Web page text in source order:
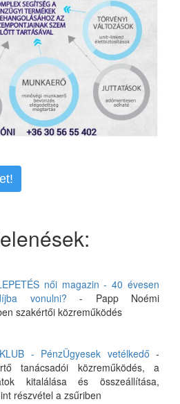
női magazin - 40 évesen
vonulni? - Papp Noémi
szakértői közreműködés
- PénzÜgyesek vetélkedő -
tanácsadói közreműködés, a
kitalálása és összeállítása,
részvétel a zsűriben